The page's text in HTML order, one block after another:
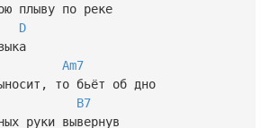
плыву по реке
D
Am7
то бьёт об дно
B7
руки вывернув